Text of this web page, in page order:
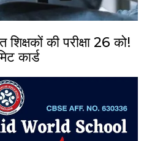
की परीक्षा 26 को!
कार्ड